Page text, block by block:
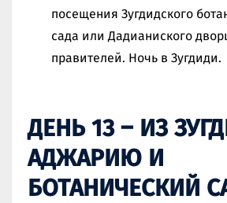
посещения Зугдидского
сада или Дадианиского
правителей. Ночь в Зугдиди.
ДЕНЬ 13 – ИЗ
АДЖАРИЮ И
БОТАНИЧЕСКИЙ